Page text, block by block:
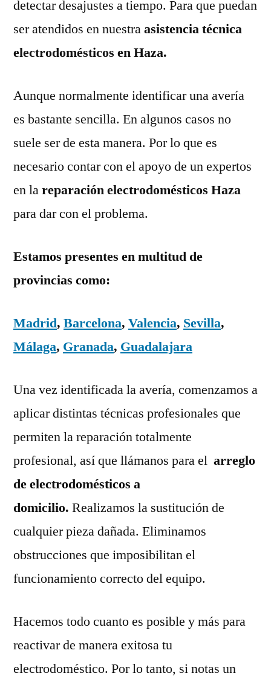
detectar desajustes a tiempo. Para que puedan
ser atendidos en nuestraasistencia técnica
electrodomésticos en Haza.
Aunque normalmente identificar una avería
es bastante sencilla. En algunos casos no
suele ser de esta manera. Por lo que es
necesario contar con el apoyo de un expertos
en lareparación electrodomésticos Haza
para dar con el problema.
Estamos presentes en multitud de
provincias como:
Madrid, Barcelona, Valencia, Sevilla,
Málaga, Granada, Guadalajara
Una vez identificada la avería, comenzamos a
aplicar distintas técnicas profesionales que
permiten la reparación totalmente
profesional, así que llámanos para el arreglo
de electrodomésticos a
domicilio. Realizamos la sustitución de
cualquier pieza dañada. Eliminamos
obstrucciones que imposibilitan el
funcionamiento correcto del equipo.
Hacemos todo cuanto es posible y más para
reactivar de manera exitosa tu
electrodoméstico. Por lo tanto, si notas un